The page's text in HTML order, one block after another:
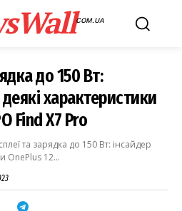
COM.UA
до 150 Вт:
характеристики
Find X7 Pro
та зарядка до 150 Вт: інсайдер
OnePlus 12...